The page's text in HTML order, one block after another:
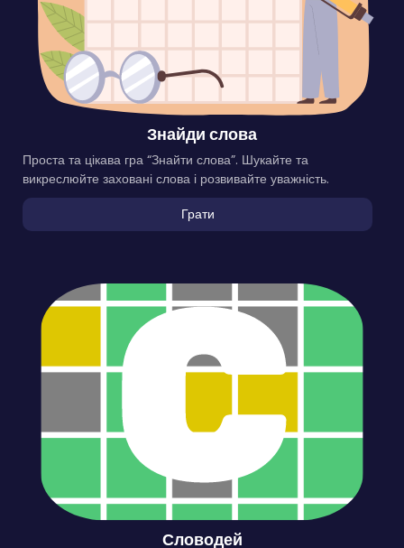
Знайди слова
Проста та цікава гра “Знайти слова”. Шукайте та
викреслюйте заховані слова і розвивайте уважність.
Грати
Словодей